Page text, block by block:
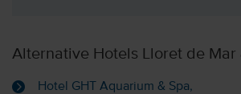
Alternative Hotels Lloret de Mar
Hotel GHT Aquarium & Spa,